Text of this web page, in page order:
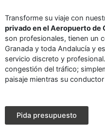
Transforme su viaje con
privado en el Aeropuerto de
son profesionales, tienen un
Granada y toda Andalucía y
servicio discreto y
congestión del tráfico;
paisaje mientras su
Pida presupuesto